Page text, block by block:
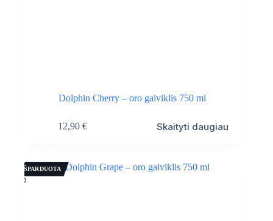
Dolphin Cherry – oro gaiviklis 750 ml
12,90 € Skaityti daugiau
IŠPARDUOTA